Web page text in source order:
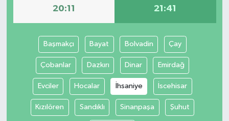
20:11 21:41
Başmakçı Bayat Bolvadin Çay
Çobanlar Dazkırı Dinar Emirdağ
Evciler Hocalar İhsaniye İscehisar
Kızılören Sandıklı Sinanpaşa Şuhut